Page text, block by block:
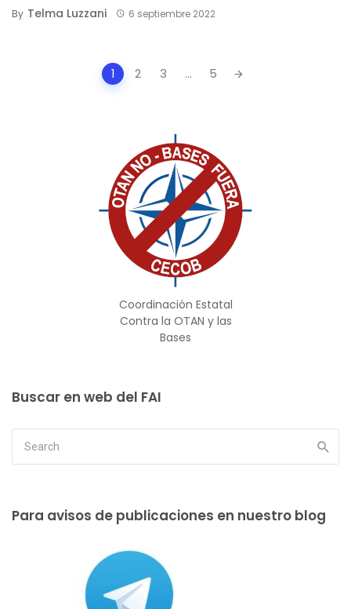
By Telma Luzzani 6 septiembre 2022
1 2 3 ... 5
Coordinación Estatal
Contra la OTAN y las
Bases
Buscar en web del FAI
Para avisos de publicaciones en nuestro blog